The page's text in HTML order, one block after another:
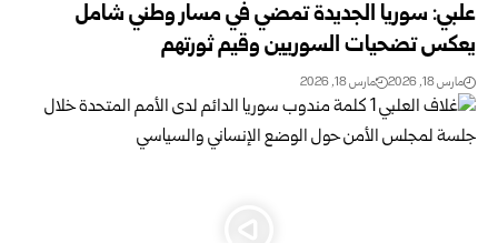
علبي: سوريا الجديدة تمضي في مسار وطني شامل
يعكس تضحيات السوريين وقيم ثورتهم
مارس 18, 2026 مارس 18, 2026